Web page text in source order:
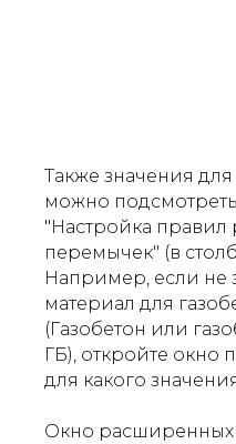
Также значения
можно
"Настройка правил
перемычек" (в
Например, если не
материал для
(Газобетон или
ГБ), откройте окно
для какого
Окно расширенных